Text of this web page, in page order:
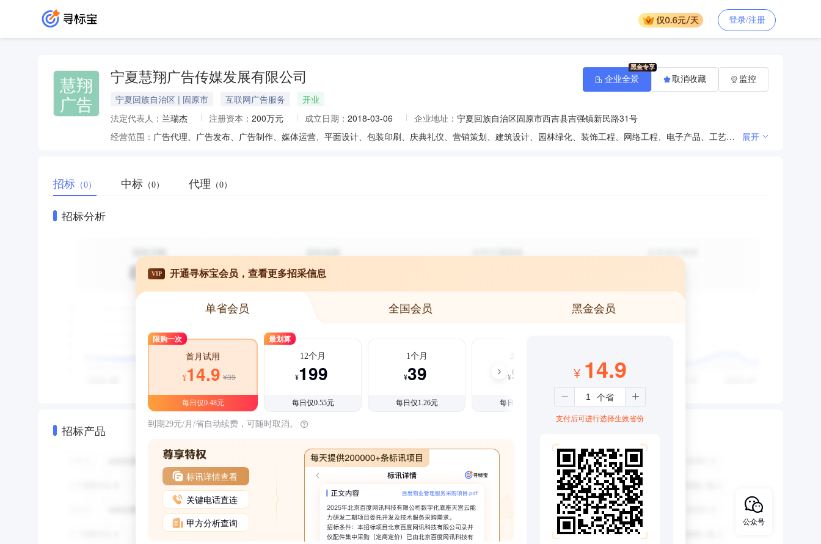
登录/注册
慧翔
广告
宁夏慧翔广告传媒发展有限公司
宁夏回族自治区 | 固原市 互联网广告服务
开业
法定代表人： 兰瑞杰 注册资本： 200万元 成立日期： 2018-03-06 企业地址： 宁夏回族自治区固原市西吉县吉强镇新民路31号
经营范围：
广告代理、广告发布、广告制作、媒体运营、平面设计、包装印刷、庆典礼仪、营销策划、建筑设计、园林绿化、装饰工程、网络工程、电子产品、工艺礼品等。（依法须经批准的项目，经相关部门批准后方可开展经营活动） 展开
企业全景 取消收藏 监控
招标 （0） 中标 （0） 代理 （0）
招标分析
招标产品
VIP 开通寻标宝会员，查看更多招采信息
单省会员 全国会员 黑金会员
限购一次
首月试用
¥14.9 ¥39
每日仅0.48元
最划算
12个月
¥199
每日仅0.55元
1个月
¥39
每日仅1.26元
3个月
¥99
每日仅1.08元
到期29元/月/省自动续费，可随时取消。
标讯详情查看
关键电话直连
甲方分析查询
¥ 14.9
支付后可进行选择生效省份
公众号